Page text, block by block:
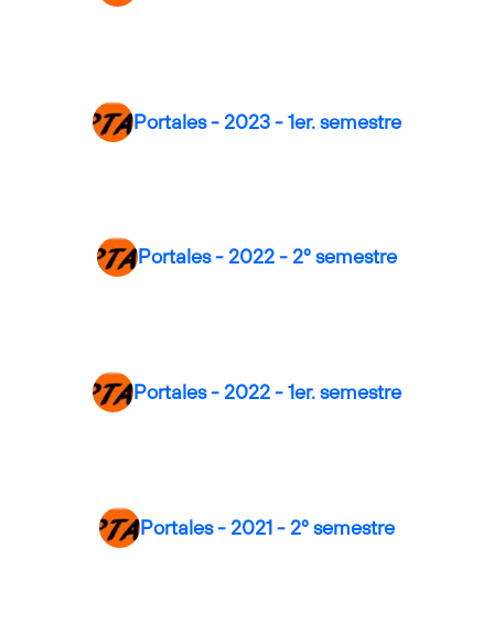
Portales - 2023 - 1er. semestre
Portales - 2022 - 2º semestre
Portales - 2022 - 1er. semestre
Portales - 2021 - 2º semestre